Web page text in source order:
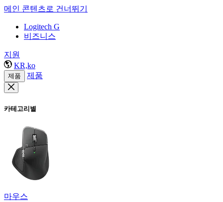
메인 콘텐츠로 건너뛰기
Logitech G
비즈니스
지원
KR,ko
제품 제품
카테고리별
마우스